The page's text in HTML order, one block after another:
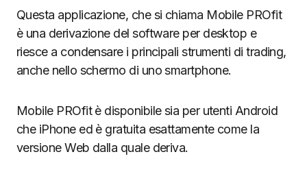
Questa applicazione, che si chiama Mobile PROfit
è una derivazione del software per desktop e
riesce a condensare i principali strumenti di trading,
anche nello schermo di uno smartphone.
Mobile PROfit è disponibile sia per utenti Android
che iPhone ed è gratuita esattamente come la
versione Web dalla quale deriva.